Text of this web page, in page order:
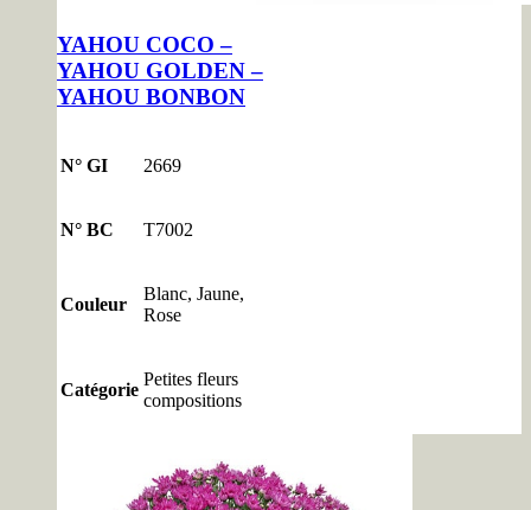
YAHOU COCO –
YAHOU GOLDEN –
YAHOU BONBON
N° GI 2669
N° BC T7002
Couleur
Blanc, Jaune,
Rose
Catégorie
Petites fleurs
compositions